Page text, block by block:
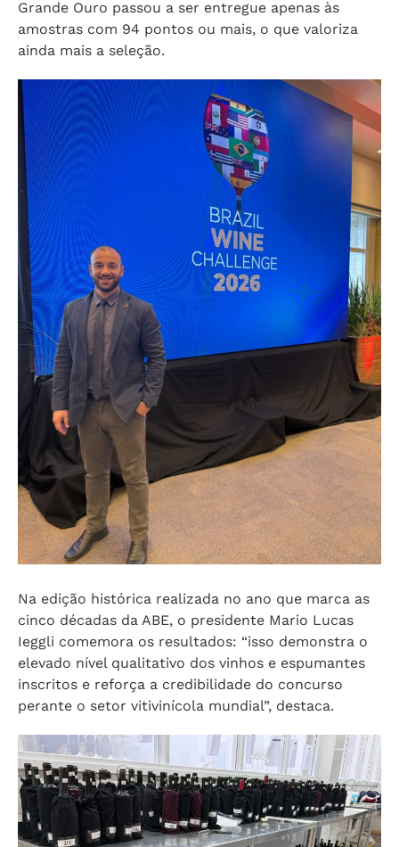
Grande Ouro passou a ser entregue apenas às
amostras com 94 pontos ou mais, o que valoriza
ainda mais a seleção.
Na edição histórica realizada no ano que marca as
cinco décadas da ABE, o presidente Mario Lucas
Ieggli comemora os resultados: “isso demonstra o
elevado nível qualitativo dos vinhos e espumantes
inscritos e reforça a credibilidade do concurso
perante o setor vitivinícola mundial”, destaca.